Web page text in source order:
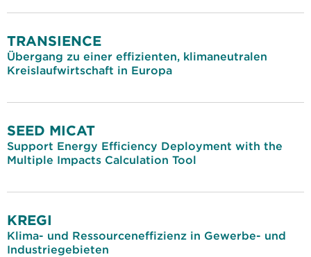
TRANSIENCE
Übergang zu einer effizienten, klimaneutralen
Kreislaufwirtschaft in Europa
SEED MICAT
Support Energy Efficiency Deployment with the
Multiple Impacts Calculation Tool
KREGI
Klima- und Ressourceneffizienz in Gewerbe- und
Industriegebieten